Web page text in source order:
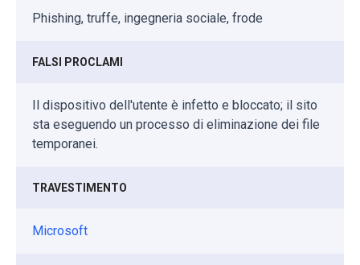
Phishing, truffe, ingegneria sociale, frode
FALSI PROCLAMI
Il dispositivo dell'utente è infetto e bloccato; il sito
sta eseguendo un processo di eliminazione dei file
temporanei.
TRAVESTIMENTO
Microsoft